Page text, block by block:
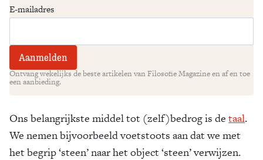
E-mailadres
Ontvang wekelijks de beste artikelen van Filosofie Magazine en af en toe
een aanbieding.
Ons belangrijkste middel tot (zelf)bedrog is de taal.
We nemen bijvoorbeeld voetstoots aan dat we met
het begrip ‘steen’ naar het object ‘steen’ verwijzen.